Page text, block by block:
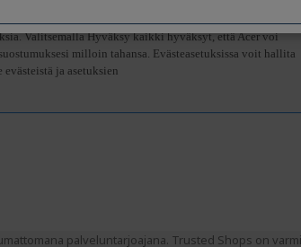
palveluntarjoajana. Trusted Shops on